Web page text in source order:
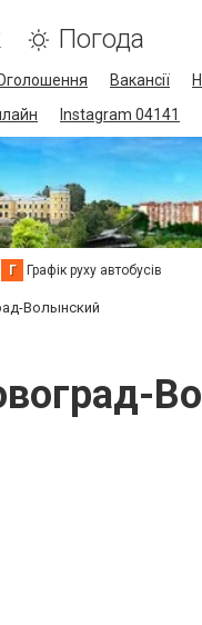
Погода
Вакансії
Instagram 04141
Г Графік руху автобусів
Волынский